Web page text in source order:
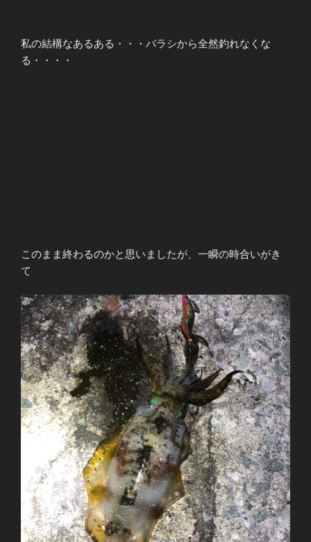
私の結構なあるある・・・バラシから全然釣れなくな
る・・・・
このまま終わるのかと思いましたが、一瞬の時合いがき
て